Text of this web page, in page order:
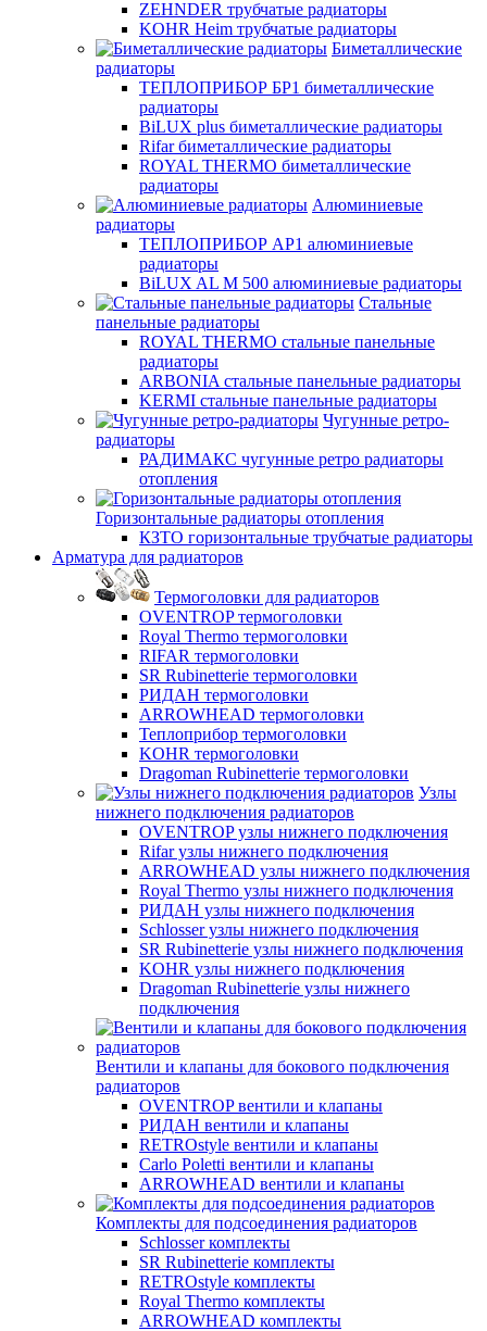
ZEHNDER трубчатые радиаторы
KOHR Heim трубчатые радиаторы
Биметаллические
радиаторы
ТЕПЛОПРИБОР БР1 биметаллические
радиаторы
BiLUX plus биметаллические радиаторы
Rifar биметаллические радиаторы
ROYAL THERMO биметаллические
радиаторы
Алюминиевые
радиаторы
ТЕПЛОПРИБОР АР1 алюминиевые
радиаторы
BiLUX AL M 500 алюминиевые радиаторы
Стальные
панельные радиаторы
ROYAL THERMO стальные панельные
радиаторы
ARBONIA стальные панельные радиаторы
KERMI стальные панельные радиаторы
Чугунные ретро-
радиаторы
РАДИМАКС чугунные ретро радиаторы
отопления
Горизонтальные радиаторы отопления
КЗТО горизонтальные трубчатые радиаторы
Арматура для радиаторов
Термоголовки для радиаторов
OVENTROP термоголовки
Royal Thermo термоголовки
RIFAR термоголовки
SR Rubinetterie термоголовки
РИДАН термоголовки
ARROWHEAD термоголовки
Теплоприбор термоголовки
KOHR термоголовки
Dragoman Rubinetterie термоголовки
Узлы
нижнего подключения радиаторов
OVENTROP узлы нижнего подключения
Rifar узлы нижнего подключения
ARROWHEAD узлы нижнего подключения
Royal Thermo узлы нижнего подключения
РИДАН узлы нижнего подключения
Schlosser узлы нижнего подключения
SR Rubinetterie узлы нижнего подключения
KOHR узлы нижнего подключения
Dragoman Rubinetterie узлы нижнего
подключения
Вентили и клапаны для бокового подключения
радиаторов
OVENTROP вентили и клапаны
РИДАН вентили и клапаны
RETROstyle вентили и клапаны
Carlo Poletti вентили и клапаны
ARROWHEAD вентили и клапаны
Комплекты для подсоединения радиаторов
Schlosser комплекты
SR Rubinetterie комплекты
RETROstyle комплекты
Royal Thermo комплекты
ARROWHEAD комплекты